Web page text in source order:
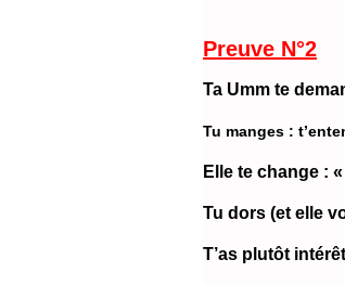
Preuve N°2
Ta Umm te
Tu manges :
Elle te change :
Tu dors (et elle
T’as plutôt